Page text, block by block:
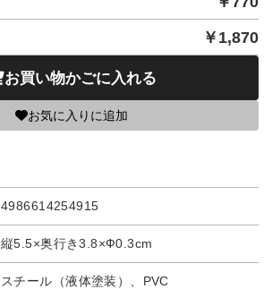
￥ 1,870
お買い物かごに入れる
お気に入りに追加
4986614254915
縦5.5×奥行き3.8×Ф0.3cm
スチール（液体塗装）、PVC